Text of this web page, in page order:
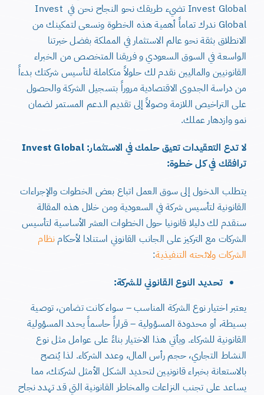
Invest Global تضيء طريقك نحو النجاح نحن في Invest
Global ندرك تماماً أهمية هذه الخطوة ونسعى لتمكينك من
الانطلاق بثقة نحو عالم الاستثمار في المملكة بفضل خبرتنا
الواسعة في السوق السعودي و فريقنا المتخصص من الخبراء
القانونيين والماليين نقدم لك حلولاً متكاملة لتأسيس شركتك بدءاً
من دراسة الجدوى الاقتصادية مروراً بتسجيل الشركة والحصول
على التراخيص اللازمة وصولاً إلى تقديم الدعم المستمر لضمان
نمو وازدهار عملك.
لا تدع التعقيدات تعيق حلمك في الاستثمار: Invest Global
ترافقك في كل خطوة:
يتطلب الدخول إلى سوق العمل اتباع بعض الخطوات والإجراءات
القانونية لتأسيس شركة في السعودية ومن خلال هذه المقالة
سنقدم لك دليلا قانونيا حول الخطوات العشر الأساسية لتأسيس
الشركات مع التركيز على الجانب القانوني استنادا لأحكام نظام
الشركات ولائحته التنفيذية:
تحديد النوع القانوني للشركة:
يعتبر اختيار نوع الشركة المناسب – سواء كانت تضامن، توصية
بسيطة، أو محدودة المسؤولية – قراراً حاسماً يحدد المسؤولية
القانونية للشركاء. ويأتي هذا الاختيار بناءً على عوامل مثل نوع
النشاط التجاري، حجم رأس المال، وعدد الشركاء. لذا يُنصح
بالاستعانة بخبراء قانونيين لتحديد الشكل الأمثل لشركتك، مما
يساعد على تجنب النزاعات والمخاطر القانونية التي قد تهدد نجاح